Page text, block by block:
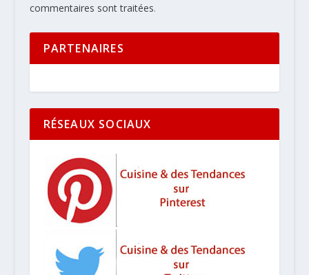
commentaires sont traitées.
PARTENAIRES
RÉSEAUX SOCIAUX